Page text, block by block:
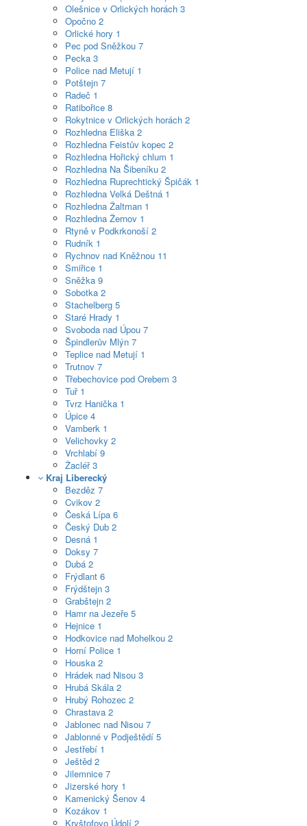
Olešnice v Orlických horách 3
Opočno 2
Orlické hory 1
Pec pod Sněžkou 7
Pecka 3
Police nad Metují 1
Potštejn 7
Radeč 1
Ratibořice 8
Rokytnice v Orlických horách 2
Rozhledna Eliška 2
Rozhledna Feistův kopec 2
Rozhledna Hořický chlum 1
Rozhledna Na Šibeníku 2
Rozhledna Ruprechtický Špičák 1
Rozhledna Velká Deštná 1
Rozhledna Žaltman 1
Rozhledna Žernov 1
Rtyně v Podkrkonoší 2
Rudník 1
Rychnov nad Kněžnou 11
Smiřice 1
Sněžka 9
Sobotka 2
Stachelberg 5
Staré Hrady 1
Svoboda nad Úpou 7
Špindlerův Mlýn 7
Teplice nad Metují 1
Trutnov 7
Třebechovice pod Orebem 3
Tuř 1
Tvrz Hanička 1
Úpice 4
Vamberk 1
Velichovky 2
Vrchlabí 9
Žacléř3
Kraj Liberecký
Bezděz 7
Cvikov 2
Česká Lípa 6
Český Dub 2
Desná 1
Doksy 7
Dubá 2
Frýdlant 6
Frýdštejn 3
Grabštejn 2
Hamr na Jezeře 5
Hejnice 1
Hodkovice nad Mohelkou 2
Horní Police 1
Houska 2
Hrádek nad Nisou 3
Hrubá Skála 2
Hrubý Rohozec 2
Chrastava 2
Jablonec nad Nisou 7
Jablonné v Podještědí 5
Jestřebí 1
Ještěd 2
Jilemnice 7
Jizerské hory 1
Kamenický Šenov 4
Kozákov 1
Kryštofovo Údolí 2